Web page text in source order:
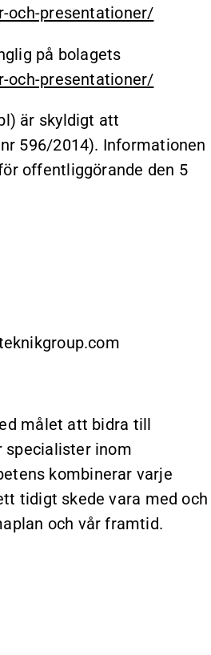
och-presentationer/
på bolagets
och-presentationer/
är skyldigt att
596/2014). Informationen
offentliggörande den 5
målet att bidra till
specialister inom
kombinerar varje
tidigt skede vara med och
och vår framtid.